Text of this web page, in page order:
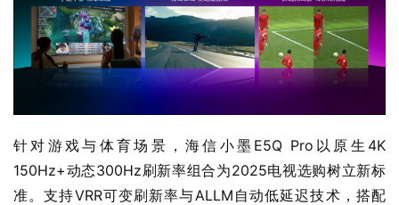
针对游戏与体育场景，海信小墨E5Q Pro以原生4K
150Hz+动态300Hz刷新率组合为2025电视选购树立新标
准。支持VRR可变刷新率与ALLM自动低延迟技术，搭配